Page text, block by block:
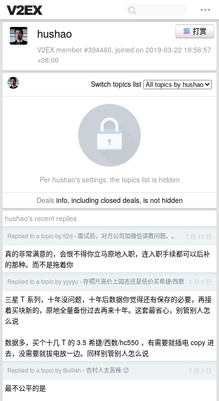
打赏
hushao
V2EX member #394460, joined on 2019-03-22 19:56:57
+08:00
Switch topics list
Per hushao's settings, the topics list is hidden
Dealsinfo, including closed deals, is not hidden
hushao's recent replies
Replied to a topic by fl2d › 面试后，对方公司加微信请教问题。。 7 月 15 日
真的非常满意的，会恨不得你立马原地入职，连入职手续都可以后补
的那种。而不是拖着你
Replied to a topic by yyyyu › 存照片高价上固态还是低价买希捷/西数 7 月 3 日
三星 T 系列，十年没问题，十年后数据你觉得还有保存的必要，再接
着买块新的，原地全量备份过去再来十年。这套最省心，别管别人怎
么说
数据多，买个十几 T 的 3.5 希捷/西数/hc550 ，有需要就插电 copy 进
去，没需要就拔电放一边。同样别管别人怎么说
Replied to a topic by Bullish › 农村人太苦辣 🥵 7 月 3 日
最不公平的是